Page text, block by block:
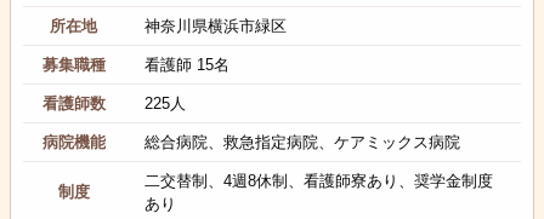
所在地 神奈川県横浜市緑区
募集職種 看護師 15名
看護師数 225人
病院機能 総合病院、救急指定病院、ケアミックス病院
制度
二交替制、4週8休制、看護師寮あり、奨学金制度
あり